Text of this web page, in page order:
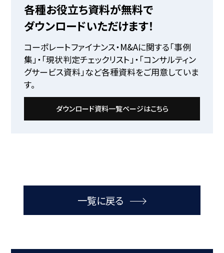
各種お役立ち資料が無料で
ダウンロードいただけます！
コーポレートファイナンス・M&Aに関する「事例
集」・「現状判定チェックリスト」・「コンサルティン
グサービス資料」など各種資料をご用意していま
す。
ダウンロード資料一覧ページはこちら
一覧に戻る